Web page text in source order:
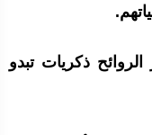
الروائح ذكريات تبدو